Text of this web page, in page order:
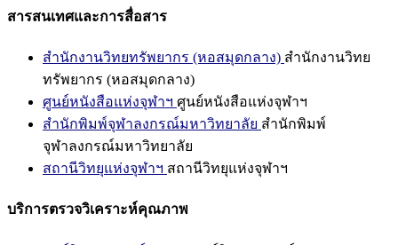
สารสนเทศและการสื่อสาร
สำนักงานวิทยทรัพยากร (หอสมุดกลาง) สำนักงานวิทย
ทรัพยากร (หอสมุดกลาง)
ศูนย์หนังสือแห่งจุฬาฯ ศูนย์หนังสือแห่งจุฬาฯ
สำนักพิมพ์จุฬาลงกรณ์มหาวิทยาลัย สำนักพิมพ์
จุฬาลงกรณ์มหาวิทยาลัย
สถานีวิทยุแห่งจุฬาฯ สถานีวิทยุแห่งจุฬาฯ
บริการตรวจวิเคราะห์คุณภาพ